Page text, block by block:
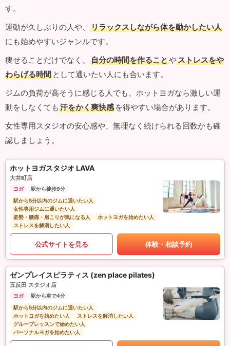
す。
運動が久しぶりの人や、
リラックスしながら体を動かしたい人
にも始めやすいジャンルです。
痩せることだけでなく、
自分の時間を作ることやストレスをや
わらげる時間 として通いたい人にも合います。
ジムの負荷が高そうに感じる人でも、ホットヨガなら激しい運
動をしなくても 汗をかく爽快感 を得やすい場合があります。
女性専用スタジオの安心感や、無理なく続けられる回数かも確
認しましょう。
ホットヨガスタジオ LAVA
大井町店
ヨガ
駅から徒歩9分
駅から5分以内のジムに通いたい人
女性専用ジムに通いたい人
姿勢・腰痛・肩こりが気になる人
ホットヨガを始めたい人
ストレスを解消したい人
公式サイトを見る 体験・相談予約
ゼンプレイスピラティス (zen place pilates)
五反田 スタジオ店
ヨガ
駅から車で4分
駅から5分以内のジムに通いたい人
ホットヨガを始めたい人
ストレスを解消したい人
グループレッスンで始めたい人
パーソナルヨガを始めたい人